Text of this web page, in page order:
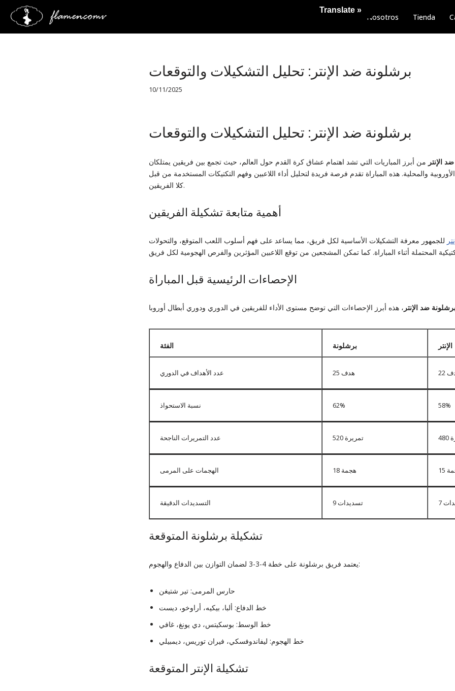
Saltar
Nosotros Tienda
برشلونة ضد الإنتر: تحليل التشكيلات والتوقعات
10/11/2025
برشلونة ضد الإنتر: تحليل التشكيلات والتوقعات
الإنتر من أبرز المباريات التي تشد اهتمام عشاق كرة القدم حول العالم، حيث تجمع بين فريقين يمتلكان
والمحلية. هذه المباراة تقدم فرصة فريدة لتحليل أداء اللاعبين وفهم التكتيكات المستخدمة من قبل
كلا الفريقين.
أهمية متابعة تشكيلة الفريقين
للجمهور معرفة التشكيلات الأساسية لكل فريق، مما يساعد على فهم أسلوب اللعب المتوقع، والتحولات
الإحصاءات الرئيسية قبل المباراة
ضد الإنتر
الفئة برشلونة الإنتر
عدد الأهداف في الدوري 25 هدف
نسبة الاستحواذ 62% 58%
عدد التمريرات الناجحة 520 تمريرة
الهجمات على المرمى 18 هجمة
التسديدات الدقيقة 9 تسديدات
تشكيلة برشلونة المتوقعة
يعتمد فريق برشلونة على خطة 4-3-3 لضمان التوازن بين الدفاع والهجوم:
حارس المرمى: تير شتيغن
خط الدفاع: ألبا، بيكيه، أراوخو، ديست
خط الوسط: بوسكيتس، دي يونغ، غافي
خط الهجوم: ليفاندوفسكي، فيران توريس، ديمبيلي
تشكيلة الإنتر المتوقعة
Translate »